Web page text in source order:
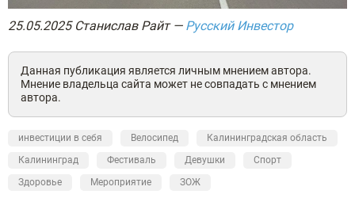
25.05.2025 Станислав Райт — Русский Инвестор
Данная публикация является личным мнением автора.
Мнение владельца сайта может не совпадать с мнением
автора.
инвестиции в себя Велосипед
Калининградская область
Калининград
Фестиваль Девушки
Спорт
Здоровье
Мероприятие ЗОЖ